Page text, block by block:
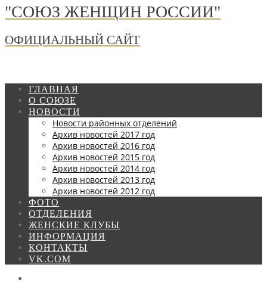
"СОЮЗ ЖЕНЩИН РОССИИ"
ОФИЦИАЛЬНЫЙ САЙТ
ГЛАВНАЯ
О СОЮЗЕ
НОВОСТИ
Новости районных отделений
Архив новостей 2017 год
Архив новостей 2016 год
Архив новостей 2015 год
Архив новостей 2014 год
Архив новостей 2013 год
Архив новостей 2012 год
ФОТО
ОТДЕЛЕНИЯ
ЖЕНСКИЕ КЛУБЫ
ИНФОРМАЦИЯ
КОНТАКТЫ
VK.COM